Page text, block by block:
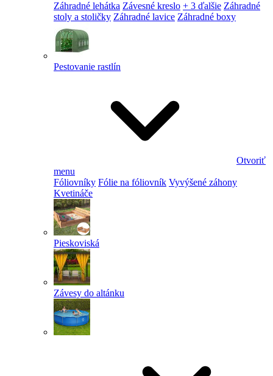
Záhradné lehátka Závesné kreslo + 3 ďalšie Záhradné
stoly a stoličky Záhradné lavice Záhradné boxy
Pestovanie rastlín
Otvoriť
menu
Fóliovníky Fólie na fóliovník Vyvýšené záhony
Kvetináče
Pieskoviská
Závesy do altánku